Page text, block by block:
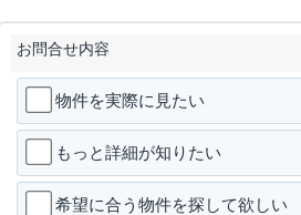
お問合せ内容
物件を実際に見たい
もっと詳細が知りたい
希望に合う物件を探して欲しい